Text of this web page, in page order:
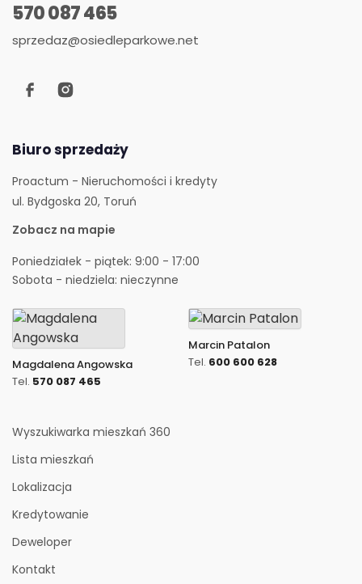
570 087 465
sprzedaz@osiedleparkowe.net
Biuro sprzedaży
Proactum - Nieruchomości i kredyty
ul. Bydgoska 20, Toruń
Zobacz na mapie
Poniedziałek - piątek: 9:00 - 17:00
Sobota - niedziela: nieczynne
Magdalena Angowska
Tel. 570 087 465
Marcin Patalon
Tel. 600 600 628
Wyszukiwarka mieszkań 360
Lista mieszkań
Lokalizacja
Kredytowanie
Deweloper
Kontakt